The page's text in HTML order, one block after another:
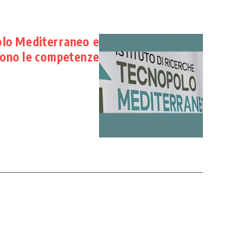
Mediterraneo e
le competenze